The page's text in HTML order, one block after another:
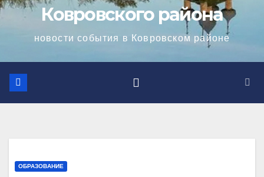
Ковровского района
новости события в Ковровском районе
ОБРАЗОВАНИЕ